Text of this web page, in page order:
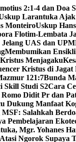
2:1-4 dan Doa
Larantuka
MonteiroUskup
Flotim-Lembata
Jelang UAS dan UPM
Membumikan
Menjagaku
Kristus di Jagat
121:7Bunda
Skill Studi S2Cara
Didit Pr dan
Dukung Manfaat
Salahkah
Pembelajaran
Mgr. Yohanes
Ngorok Supaya